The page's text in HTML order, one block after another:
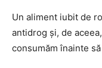
Un aliment iubit de
antidrog și, de
consumăm înainte